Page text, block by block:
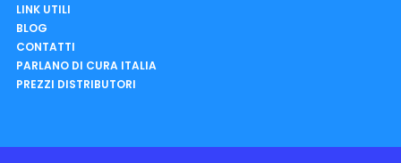
LINK UTILI
BLOG
CONTATTI
PARLANO DI CURA ITALIA
PREZZI DISTRIBUTORI